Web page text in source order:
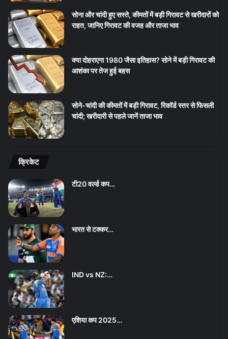
सोना और चांदी हुए सस्ते, कीमतों में बड़ी गिरावट से खरीदारों को
राहत, जानिए गिरावट की वजह और ताजा भाव
क्या दोहराएगा 1980 जैसा इतिहास? सोने में बड़ी गिरावट की
आशंका पर तेज हुई बहस
सोने-चांदी की कीमतों में बड़ी गिरावट, रिकॉर्ड स्तर से फिसली
चांदी; खरीदारी से पहले जानें ताजा भाव
क्रिकेट
टी20 वर्ल्ड कप…
भारत से टक्कर…
IND vs NZ:…
एशिया कप 2025…